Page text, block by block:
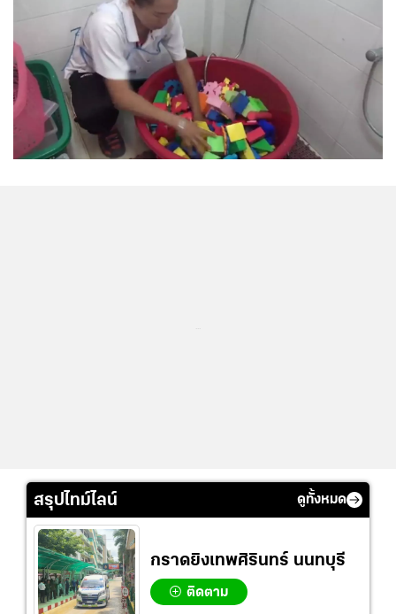
สรุปไทม์ไลน์ ดูทั้งหมด
กราดยิงเทพศิรินทร์ นนทบุรี
ติดตาม